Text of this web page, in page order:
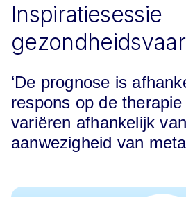
Inspiratiesessie
‘De prognose is
respons op de
variëren afhankelijk
aanwezigheid van